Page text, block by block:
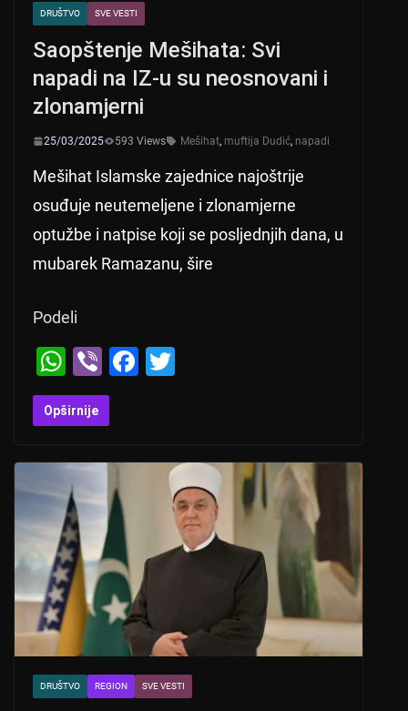
DRUŠTVO SVE VESTI
Saopštenje Mešihata: Svi
napadi na IZ-u su neosnovani i
zlonamjerni
25/03/2025 593 Views Mešihat, muftija Dudić, napadi
Mešihat Islamske zajednice najoštrije
osuđuje neutemeljene i zlonamjerne
optužbe i natpise koji se posljednjih dana, u
mubarek Ramazanu, šire
Podeli
W
h
at
A
p
p
Vi
b
er
F
k
Opširnije
DRUŠTVO REGION SVE VESTI